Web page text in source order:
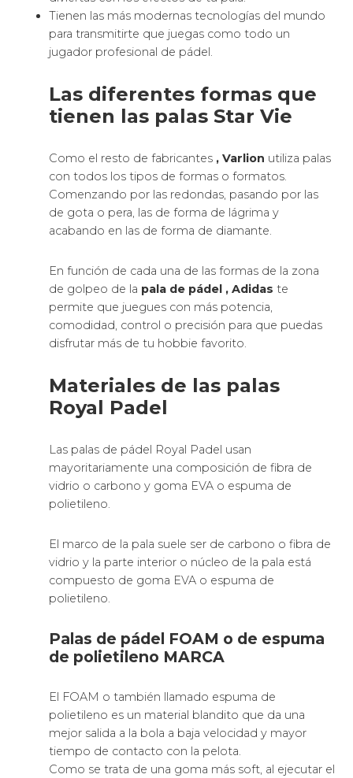
Tienen las más modernas tecnologías del mundo
para transmitirte que juegas como todo un
jugador profesional de pádel.
Las diferentes formas que
tienen las palas Star Vie
Como el resto de fabricantes , Varlion utiliza palas
con todos los tipos de formas o formatos.
Comenzando por las redondas, pasando por las
de gota o pera, las de forma de lágrima y
acabando en las de forma de diamante.
En función de cada una de las formas de la zona
de golpeo de la pala de pádel , Adidas te
permite que juegues con más potencia,
comodidad, control o precisión para que puedas
disfrutar más de tu hobbie favorito.
Materiales de las palas
Royal Padel
Las palas de pádel Royal Padel usan
mayoritariamente una composición de fibra de
vidrio o carbono y goma EVA o espuma de
polietileno.
El marco de la pala suele ser de carbono o fibra de
vidrio y la parte interior o núcleo de la pala está
compuesto de goma EVA o espuma de
polietileno.
Palas de pádel FOAM o de espuma
de polietileno MARCA
El FOAM o también llamado espuma de
polietileno es un material blandito que da una
mejor salida a la bola a baja velocidad y mayor
tiempo de contacto con la pelota.
Como se trata de una goma más soft, al ejecutar el